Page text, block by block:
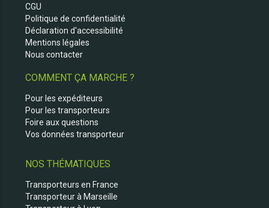
CGU
Politique de confidentialité
Déclaration d'accessibilité
Mentions légales
Nous contacter
COMMENT ÇA MARCHE ?
Pour les expéditeurs
Pour les transporteurs
Foire aux questions
Vos données transporteur
NOS THÉMATIQUES
Transporteurs en France
Transporteur à Marseille